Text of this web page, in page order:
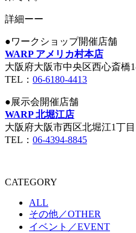
詳細ーー
●ワークショップ開催店舗
WARP アメリカ村本店
大阪府大阪市中央区西心斎橋
TEL： 06-6180-4413
●展示会開催店舗
WARP 北堀江店
大阪府大阪市西区北堀江1丁
TEL： 06-4394-8845
CATEGORY
ALL
その他／OTHER
イベント／EVENT